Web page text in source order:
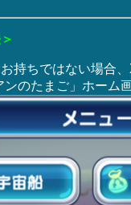
持ちではない場合
ンのたまご」ホーム